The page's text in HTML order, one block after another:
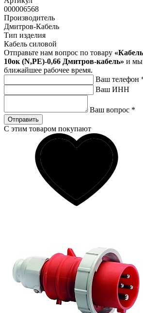
000006568
Производитель
Дмитров-Кабель
Тип изделия
Кабель силовой
Отправьте нам вопрос по товару
10ок (N,PE)-0,66 Дмитров-кабель» и мы
ближайшее рабочее время.
Ваш телефон
Ваш ИНН
Ваш вопрос *
Отправить
С этим товаром покупают